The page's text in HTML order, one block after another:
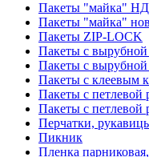
Пакеты "майка" НД
Пакеты "майка"
Пакеты ZIP-LOCK
Пакеты с вырубной
Пакеты с
Пакеты с клеевым
Пакеты с петлевой
Пакеты с петлевой
Перчатки,
Пикник
Пленка